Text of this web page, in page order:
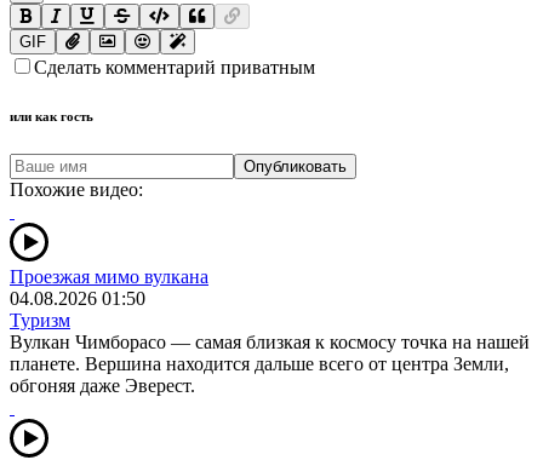
GIF
Сделать комментарий приватным
или как гость
Опубликовать
Похожие видео:
Проезжая мимо вулкана
04.08.2026 01:50
Туризм
Вулкан Чимборасо — самая близкая к космосу точка на нашей
планете. Вершина находится дальше всего от центра Земли,
обгоняя даже Эверест.